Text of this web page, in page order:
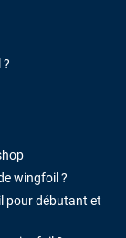
?
wingfoil ?
pour débutant et